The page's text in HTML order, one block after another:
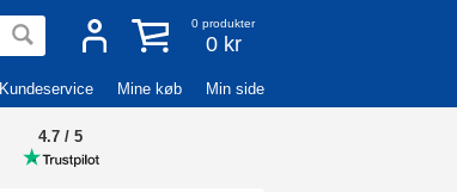
0 produkter
0 kr
Kundeservice Mine køb Min side
4.7 / 5